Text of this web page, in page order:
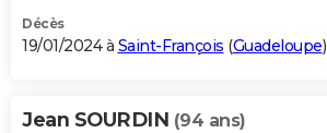
Décès
19/01/2024 à Saint-François (Guadeloupe)
Jean SOURDIN (94 ans)